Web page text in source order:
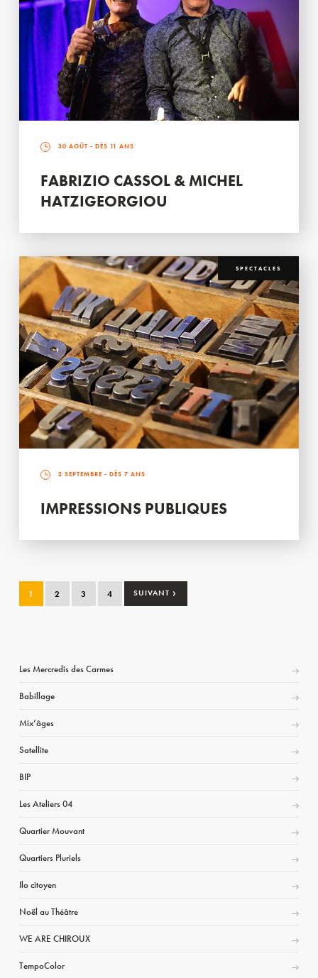
30 AOÛT - DÈS 11 ANS
FABRIZIO CASSOL & MICHEL
HATZIGEORGIOU
SPECTACLES
2 SEPTEMBRE - DÈS 7 ANS
IMPRESSIONS PUBLIQUES
1 2 3 4 SUIVANT ›
Les Mercredis des Carmes
Babillage
Mix’âges
Satellite
BIP
Les Ateliers 04
Quartier Mouvant
Quartiers Pluriels
Ilo citoyen
Noël au Théâtre
WE ARE CHIROUX
TempoColor